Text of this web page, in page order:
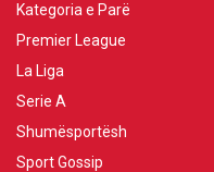
Kategoria e Parë
Premier League
La Liga
Serie A
Shumësportësh
Sport Gossip